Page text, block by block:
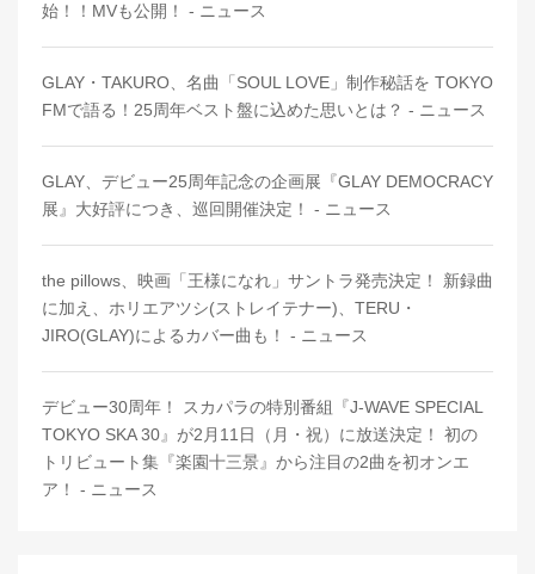
始！！MVも公開！ - ニュース
GLAY・TAKURO、名曲「SOUL LOVE」制作秘話を TOKYO
FMで語る！25周年ベスト盤に込めた思いとは？ - ニュース
GLAY、デビュー25周年記念の企画展『GLAY DEMOCRACY
展』大好評につき、巡回開催決定！ - ニュース
the pillows、映画「王様になれ」サントラ発売決定！ 新録曲
に加え、ホリエアツシ(ストレイテナー)、TERU・
JIRO(GLAY)によるカバー曲も！ - ニュース
デビュー30周年！ スカパラの特別番組『J-WAVE SPECIAL
TOKYO SKA 30』が2月11日（月・祝）に放送決定！ 初の
トリビュート集『楽園十三景』から注目の2曲を初オンエ
ア！ - ニュース